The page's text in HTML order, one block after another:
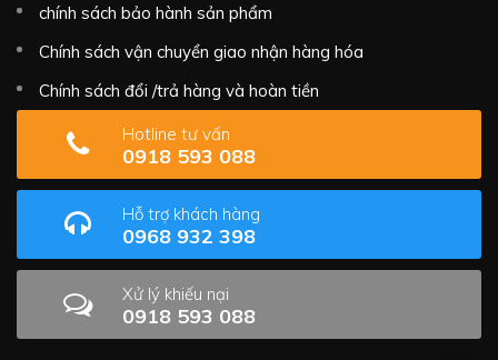
chính sách bảo hành sản phẩm
Chính sách vận chuyển giao nhận hàng hóa
Chính sách đổi /trả hàng và hoàn tiền
Hotline tư vấn
0918 593 088
Hỗ trợ khách hàng
0968 932 398
Xử lý khiếu nại
0918 593 088